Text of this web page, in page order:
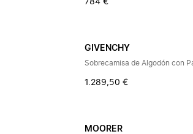
784 €
GIVENCHY
1.289,50 €
MOORER